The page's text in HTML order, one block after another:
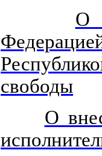
О
свободы
О